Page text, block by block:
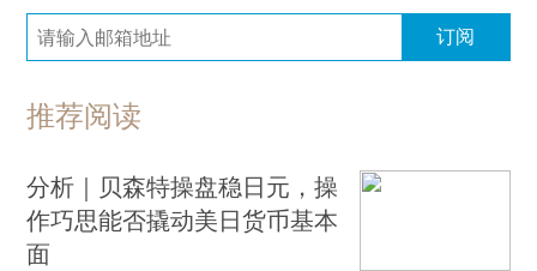
订阅
推荐阅读
分析｜贝森特操盘稳日元，操
作巧思能否撬动美日货币基本
面